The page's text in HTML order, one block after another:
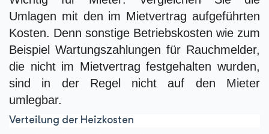
Umlagen mit den im Mietvertrag aufgeführten
Kosten. Denn sonstige Betriebskosten wie zum
Beispiel Wartungszahlungen für Rauchmelder,
die nicht im Mietvertrag festgehalten wurden,
sind in der Regel nicht auf den Mieter
umlegbar.
Verteilung der Heizkosten